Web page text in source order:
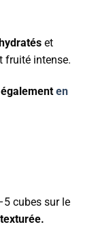
et
fruité intense.
en
cubes sur le